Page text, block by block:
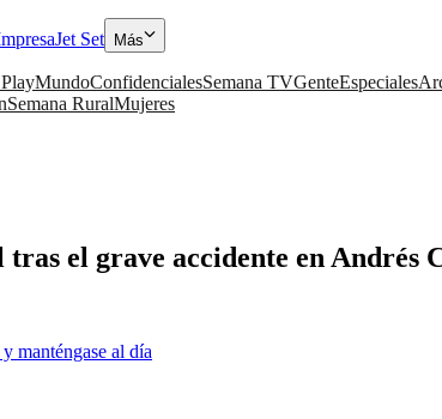
Jet Set Más
MundoConfidencialesSemana TVGenteEspeciales
Semana RuralMujeres
el grave accidente en Andrés
manténgase al día